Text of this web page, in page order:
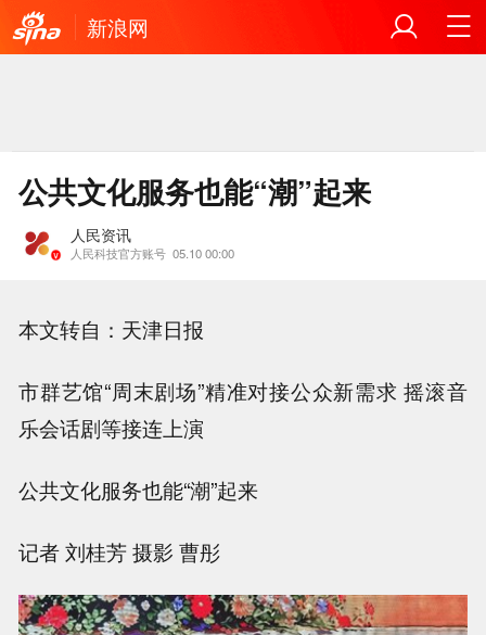
新浪网
公共文化服务也能“潮”起来
人民资讯
人民科技官方账号 05.10 00:00
本文转自：天津日报
市群艺馆“周末剧场”精准对接公众新需求 摇滚音
乐会话剧等接连上演
公共文化服务也能“潮”起来
记者 刘桂芳 摄影 曹彤